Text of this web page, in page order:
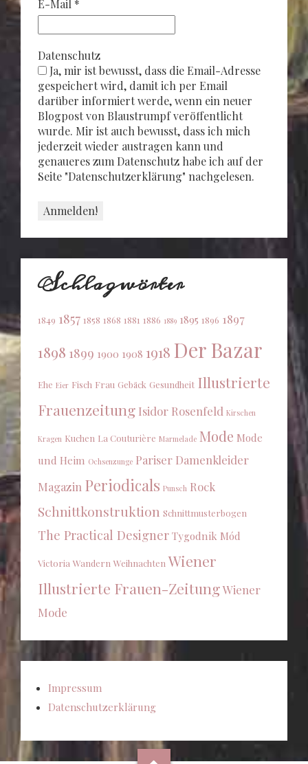
E-Mail *
Datenschutz
Ja, mir ist bewusst, dass die Email-Adresse
gespeichert wird, damit ich per Email
darüber informiert werde, wenn ein neuer
Blogpost von Blaustrumpf veröffentlicht
wurde. Mir ist auch bewusst, dass ich mich
jederzeit wieder austragen kann und
genaueres zum Datenschutz habe ich auf der
Seite "Datenschutzerklärung" nachgelesen.
Schlagwörter
1849 1857 1858 1868 1881 1886 1889 1895 1896 1897
1898 1899 1900 1908 1918 Der Bazar
Ehe Eier Fisch Frau Gebäck Gesundheit Illustrierte
Frauenzeitung Isidor Rosenfeld Kirschen
Kragen Kuchen La Couturière Marmelade Mode Mode
und Heim Ochsenzunge Pariser Damenkleider
Magazin Periodicals Punsch Rock
Schnittkonstruktion Schnittmusterbogen
The Practical Designer Tygodnik Mód
Victoria Wandern Weihnachten Wiener
Illustrierte Frauen-ZeitungWiener
Mode
Impressum
Datenschutzerklärung